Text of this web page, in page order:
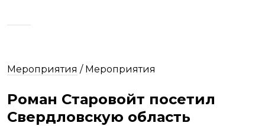
Мероприятия / Мероприятия
Роман Старовойт посетил
Свердловскую область